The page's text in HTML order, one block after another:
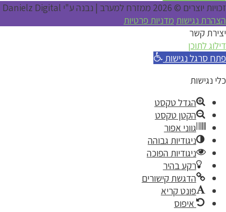
זכויות יוצרים © 2026
ממזרח למערב | נבנה ע"י Danielz Digital
הצהרת נגישות מדניות פרטיות
יצירת קשר
דילוג לתוכן
פתח סרגל נגישות
כלי נגישות
הגדל טקסט
הקטן טקסט
גווני אפור
ניגודיות גבוהה
ניגודיות הפוכה
רקע בהיר
הדגשת קישורים
פונט קריא
איפוס